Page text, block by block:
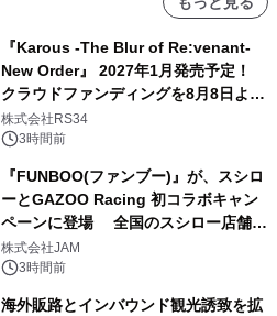
『Karous -The Blur of Re:venant-
New Order』 2027年1月発売予定！
クラウドファンディングを8月8日より
開始
株式会社RS34
3時間前
『FUNBOO(ファンブー)』が、スシロ
ーとGAZOO Racing 初コラボキャン
ペーンに登場 全国のスシロー店舗で
GR 4車種の FUNBOO(ミニカー)付き
メニューが展開されます
株式会社JAM
3時間前
海外販路とインバウンド観光誘致を拡